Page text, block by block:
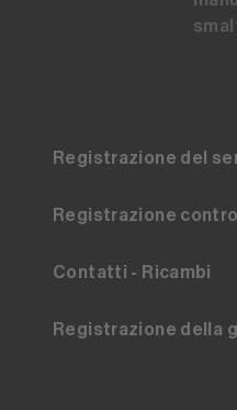
Registrazione del
Registrazione
Contatti - Ricambi
Registrazione della